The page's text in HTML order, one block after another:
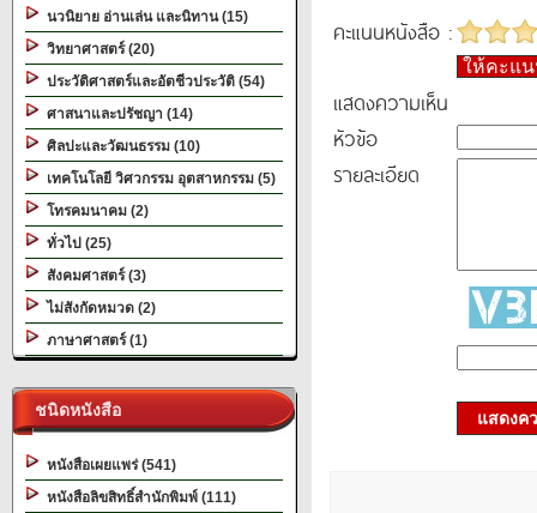
นวนิยาย อ่านเล่น และนิทาน (15)
วิทยาศาสตร์ (20)
ประวัติศาสตร์และอัตชีวประวัติ (54)
ศาสนาและปรัชญา (14)
ศิลปะและวัฒนธรรม (10)
เทคโนโลยี วิศวกรรม อุตสาหกรรม (5)
โทรคมนาคม (2)
ทั่วไป (25)
สังคมศาสตร์ (3)
ไม่สังกัดหมวด (2)
ภาษาศาสตร์ (1)
ชนิดหนังสือ
หนังสือเผยแพร่ (541)
หนังสือลิขสิทธิ์สำนักพิมพ์ (111)
คะแนนหนังสือ :
ให้คะแ
แสดงความเห็น
หัวข้อ
รายละเอียด
แสดงค